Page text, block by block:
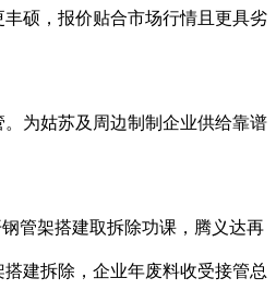
硕，报价贴合市场行情且更具劣
为姑苏及周边制制企业供给靠谱
管架搭建取拆除功课，腾义达再
建拆除，企业年废料收受接管总